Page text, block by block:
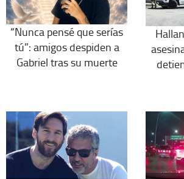
“Nunca pensé que serías
tú”: amigos despiden a
Gabriel tras su muerte